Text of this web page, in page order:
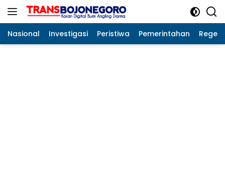
Langsung
Nasional Investigasi Peristiwa Pemerintahan